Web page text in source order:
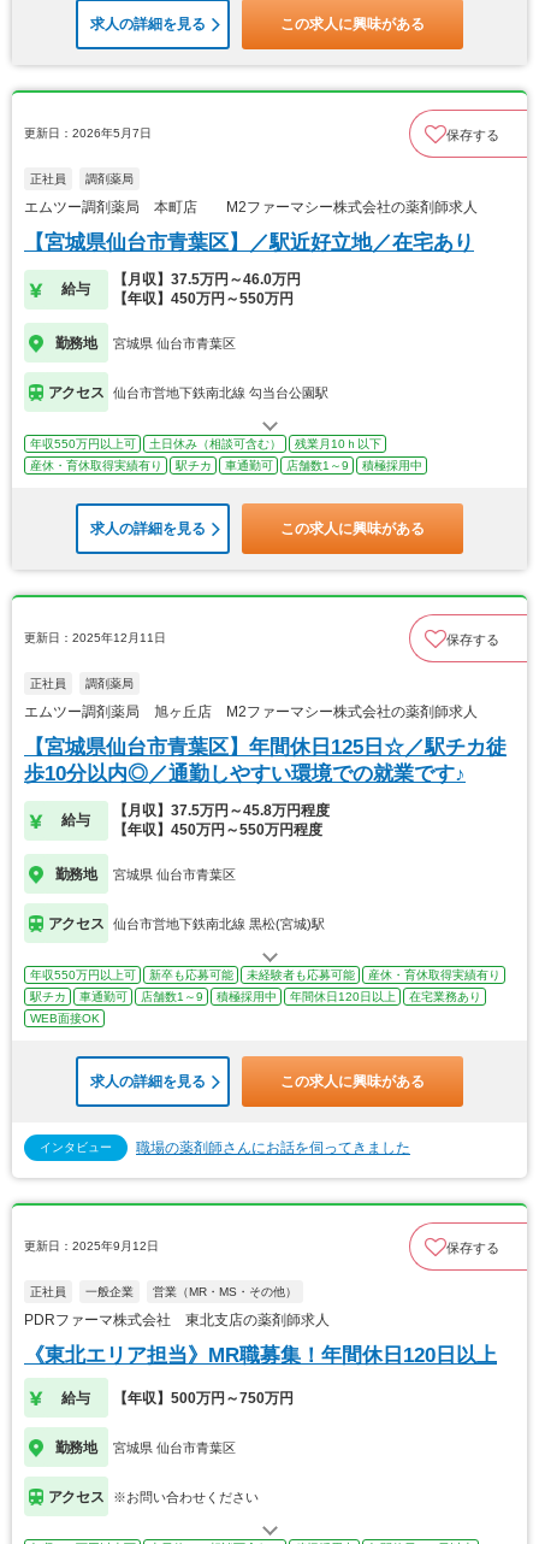
求人の詳細を見る この求人に興味がある
更新日：2026年5月7日 保存する
正社員 調剤薬局
エムツー調剤薬局 本町店 M2ファーマシー株式会社の薬剤師求人
【宮城県仙台市青葉区】／駅近好立地／在宅あり
給与
【月収】37.5万円～46.0万円
【年収】450万円～550万円
勤務地 宮城県 仙台市青葉区
アクセス 仙台市営地下鉄南北線 勾当台公園駅
年収550万円以上可 土日休み（相談可含む）
残業月10ｈ以下
産休・育休取得実績有り
駅チカ 車通勤可 店舗数1～9 積極採用中
求人の詳細を見る この求人に興味がある
更新日：2025年12月11日 保存する
正社員 調剤薬局
エムツー調剤薬局 旭ヶ丘店 M2ファーマシー株式会社の薬剤師求人
【宮城県仙台市青葉区】年間休日125日☆／駅チカ徒
歩10分以内◎／通勤しやすい環境での就業です♪
給与
【月収】37.5万円～45.8万円程度
【年収】450万円～550万円程度
勤務地 宮城県 仙台市青葉区
アクセス 仙台市営地下鉄南北線 黒松(宮城)駅
年収550万円以上可 新卒も応募可能 未経験者も応募可能
産休・育休取得実績有り
駅チカ
車通勤可 店舗数1～9 積極採用中 年間休日120日以上
在宅業務あり
WEB面接OK
求人の詳細を見る この求人に興味がある
インタビュー 職場の薬剤師さんにお話を伺ってきました
更新日：2025年9月12日 保存する
正社員 一般企業 営業（MR・MS・その他）
PDRファーマ株式会社 東北支店の薬剤師求人
《東北エリア担当》MR職募集！年間休日120日以上
給与 【年収】500万円～750万円
勤務地 宮城県 仙台市青葉区
アクセス ※お問い合わせください